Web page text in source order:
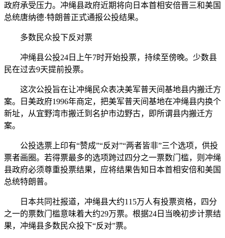
政府承受压力。冲绳县政府近期将向日本首相安倍晋三和美国
总统唐纳德·特朗普正式通报公投结果。
多数民众投下反对票
冲绳县公投24日上午7时开始投票，持续至傍晚。少数县
民在过去9天提前投票。
这次公投旨在让冲绳民众表决美军普天间基地县内搬迁方
案。日美政府1996年商定，把美军普天间基地在冲绳县内换个
新址，从宜野湾市搬迁到名护市边野古，即所谓县内搬迁方
案。
公投选票上印有“赞成”“反对”“两者皆非”三个选项，供投
票者画圈。若得票最多的选项跨过四分之一票数门槛，则冲绳
县政府必须尊重投票结果，应将结果告知日本首相安倍和美国
总统特朗普。
日本共同社报道，冲绳县大约115万人有投票资格，四分
之一的票数门槛意味着大约29万票。根据24日当晚初步计票结
果，冲绳县多数民众投下“反对”票。